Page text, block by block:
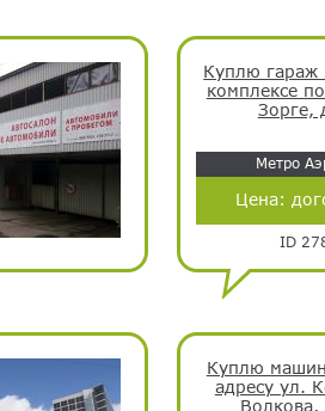
Куплю гараж
комплексе
Зорге,
Метро
Цена:
ID
Куплю
адресу ул.